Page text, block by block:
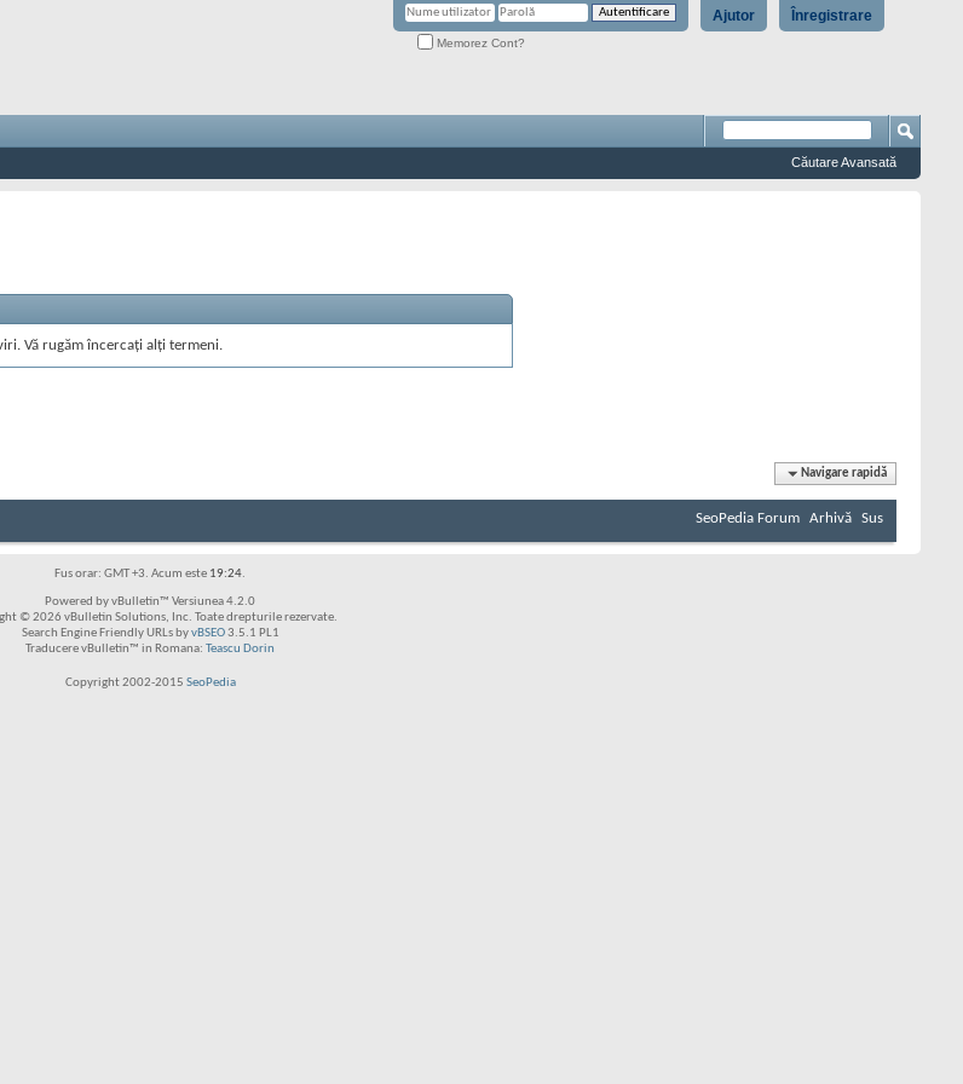
Înregistrare
Ajutor
Memorez Cont?
Căutare Avansată
Vă rugăm încercați alți termeni.
Navigare rapidă
SeoPedia Forum Arhivă Sus
Fus orar: GMT +3. Acum este 19:24.
Powered by vBulletin™ Versiunea 4.2.0
© 2026 vBulletin Solutions, Inc. Toate drepturile rezervate.
Search Engine Friendly URLs byvBSEO3.5.1 PL1
Traducere vBulletin™ in Romana: Teascu Dorin
Copyright 2002-2015 SeoPedia